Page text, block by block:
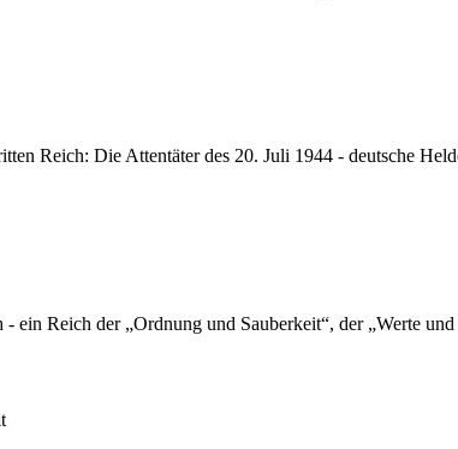
Reich: Die Attentäter des 20. Juli 1944 - deutsche
ein Reich der „Ordnung und Sauberkeit“, der „Werte